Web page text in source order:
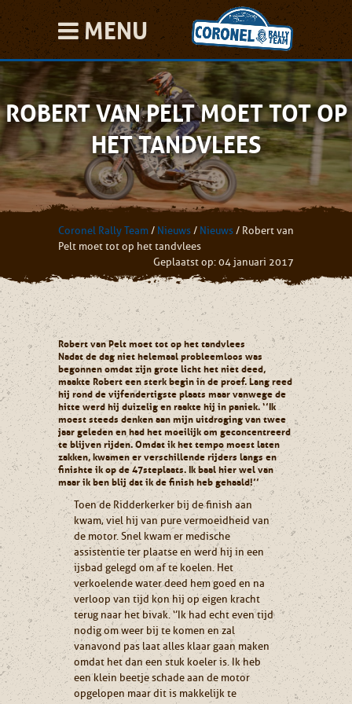
MENU
ROBERT VAN PELT MOET TOT OP
HET TANDVLEES
Coronel Rally Team / Nieuws / Nieuws / Robert van
Pelt moet tot op het tandvlees
Geplaatst op: 04 januari 2017
Robert van Pelt moet tot op het tandvlees
Nadat de dag niet helemaal probleemloos was
begonnen omdat zijn grote licht het niet deed,
maakte Robert een sterk begin in de proef. Lang reed
hij rond de vijfendertigste plaats maar vanwege de
hitte werd hij duizelig en raakte hij in paniek. ‘’Ik
moest steeds denken aan mijn uitdroging van twee
jaar geleden en had het moeilijk om geconcentreerd
te blijven rijden. Omdat ik het tempo moest laten
zakken, kwamen er verschillende rijders langs en
finishte ik op de 47ste plaats. Ik baal hier wel van
maar ik ben blij dat ik de finish heb gehaald!’’
Toen de Ridderkerker bij de finish aan
kwam, viel hij van pure vermoeidheid van
de motor. Snel kwam er medische
assistentie ter plaatse en werd hij in een
ijsbad gelegd om af te koelen. Het
verkoelende water deed hem goed en na
verloop van tijd kon hij op eigen kracht
terug naar het bivak. ‘’Ik had echt even tijd
nodig om weer bij te komen en zal
vanavond pas laat alles klaar gaan maken
omdat het dan een stuk koeler is. Ik heb
een klein beetje schade aan de motor
opgelopen maar dit is makkelijk te